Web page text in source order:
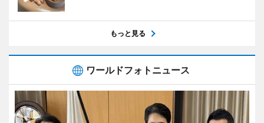
もっと見る
ワールドフォトニュース